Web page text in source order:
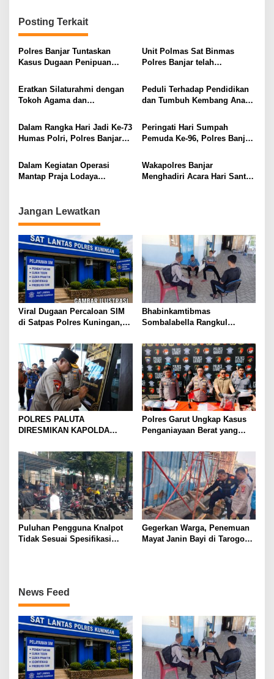
Posting Terkait
Polres Banjar Tuntaskan
Kasus Dugaan Penipuan
Pembangunan Dapur MBG
Unit Polmas Sat Binmas
Polres Banjar telah
Pembinaan kepada Tokoh
Masyarakat Pemilik
Eratkan Silaturahmi dengan
Tokoh Agama dan
Gelar Sholat Subuh
Berjamaah
Peduli Terhadap Pendidikan
dan Tumbuh Kembang Anak,
Makan Siang Gratis Kepada
Anak Sekolah
Dalam Rangka Hari Jadi Ke-73
Humas Polri, Polres Banjar
Peringati Hari Sumpah
Pemuda Ke-96, Polres Banjar
Bendera
Dalam Kegiatan Operasi
Mantap Praja Lodaya
Kesehatan Personel
Wakapolres Banjar
Menghadiri Acara Hari Santri
Jangan Lewatkan
Viral Dugaan Percaloan SIM
di Satpas Polres Kuningan,
dan Penguatan Pengawasan
Bhabinkamtibmas
Sombalabella Rangkul
Kamtibmas dan Semarakkan
HUT Ke-81 RI
POLRES PALUTA
DIRESMIKAN KAPOLDA
GUNUNGTUA
Polres Garut Ungkap Kasus
Penganiayaan Berat yang
Meninggal Dunia
Puluhan Pengguna Knalpot
Tidak Sesuai Spesifikasi
Gegerkan Warga, Penemuan
Mayat Janin Bayi di Tarogong
News Feed